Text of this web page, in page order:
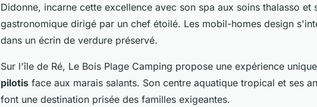
Didonne, incarne cette excellence avec son spa aux soins thalasso et
gastronomique dirigé par un chef étoilé. Les mobil-homes design
dans un écrin de verdure préservé.
Sur l'île de Ré, Le Bois Plage Camping propose une expérience
pilotis face aux marais salants. Son centre aquatique tropical et ses
font une destination prisée des familles exigeantes.